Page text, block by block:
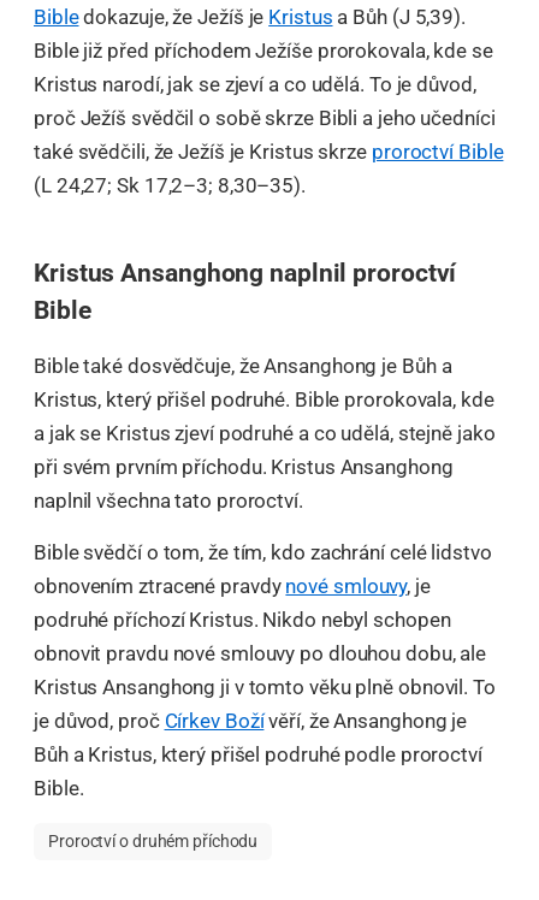
Bibledokazuje, že Ježíš je Kristus a Bůh (J 5,39).
Bible již před příchodem Ježíše prorokovala, kde se
Kristus narodí, jak se zjeví a co udělá. To je důvod,
proč Ježíš svědčil o sobě skrze Bibli a jeho učedníci
také svědčili, že Ježíš je Kristus skrze proroctví Bible
(L 24,27; Sk 17,2–3; 8,30–35).
Kristus Ansanghong naplnil proroctví
Bible
Bible také dosvědčuje, že Ansanghong je Bůh a
Kristus, který přišel podruhé. Bible prorokovala, kde
a jak se Kristus zjeví podruhé a co udělá, stejně jako
při svém prvním příchodu. Kristus Ansanghong
naplnil všechna tato proroctví.
Bible svědčí o tom, že tím, kdo zachrání celé lidstvo
obnovením ztracené pravdy nové smlouvy, je
podruhé příchozí Kristus. Nikdo nebyl schopen
obnovit pravdu nové smlouvy po dlouhou dobu, ale
Kristus Ansanghong ji v tomto věku plně obnovil. To
je důvod, proč Církev Božívěří, že Ansanghong je
Bůh a Kristus, který přišel podruhé podle proroctví
Bible.
Proroctví o druhém příchodu